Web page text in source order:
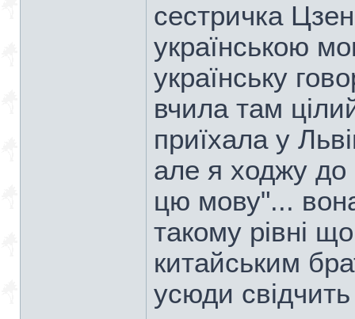
сестричка
українською
українську
вчила там
приїхала у
але я ходжу до
цю мову"...
такому рівні
китайським
усюди